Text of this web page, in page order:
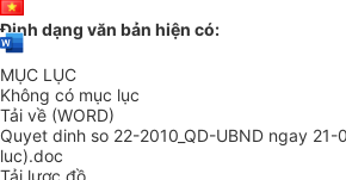
Định dạng văn bản hiện có:
MỤC LỤC
Không có mục lục
Tải về (WORD)
Quyet dinh so 22-2010_QD-UBND ngay 21-
luc).doc
Tải lược đồ